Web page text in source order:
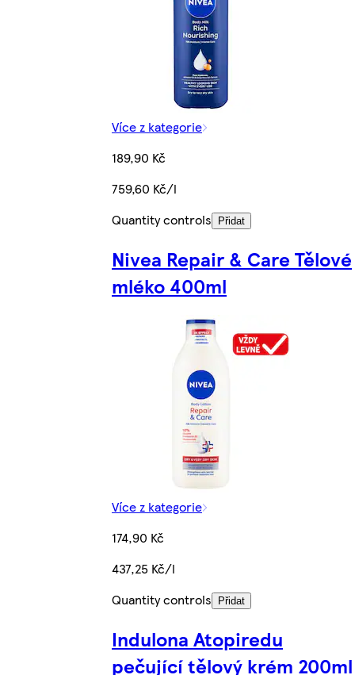
Více z kategorie
189,90 Kč
759,60 Kč/l
Quantity controls
Přidat
Nivea Repair & Care Tělové
mléko 400ml
Více z kategorie
174,90 Kč
437,25 Kč/l
Quantity controls
Přidat
Indulona Atopiredu
pečující tělový krém 200ml